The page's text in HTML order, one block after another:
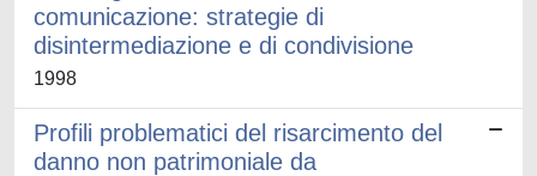
comunicazione: strategie di
disintermediazione e di condivisione
1998
Profili problematici del risarcimento del
danno non patrimoniale da